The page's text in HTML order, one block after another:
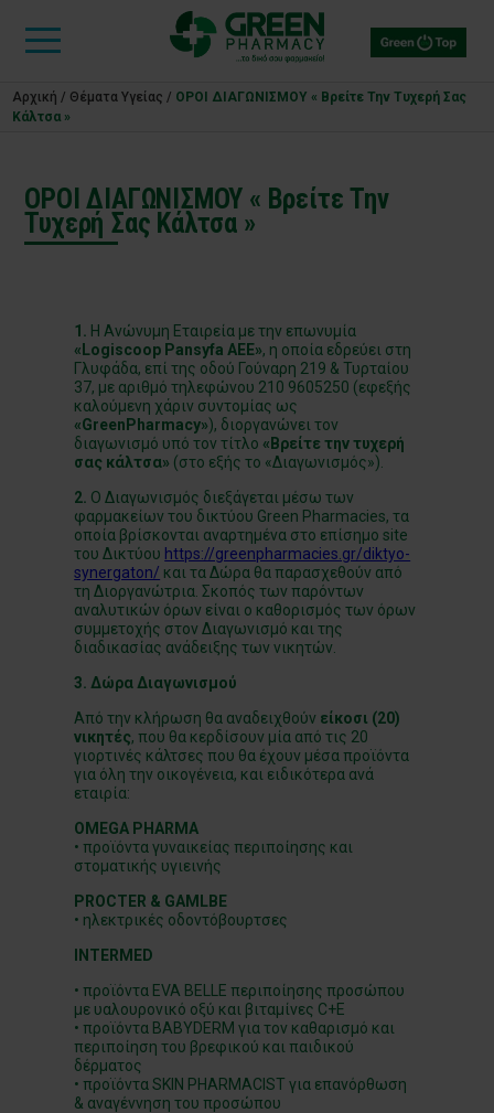
Αρχική / Θέματα Υγείας / ΟΡΟΙ ΔΙΑΓΩΝΙΣΜΟΥ « Βρείτε Την Τυχερή Σας
Κάλτσα »
ΟΡΟΙ ΔΙΑΓΩΝΙΣΜΟΥ « Βρείτε Την
Τυχερή Σας Κάλτσα »
1. Η Ανώνυμη Εταιρεία με την επωνυμία
«Logiscoop Pansyfa ΑΕΕ», η οποία εδρεύει στη
Γλυφάδα, επί της οδού Γούναρη 219 & Τυρταίου
37, με αριθμό τηλεφώνου 210 9605250 (εφεξής
καλούμενη χάριν συντομίας ως
«GreenPharmacy»), διοργανώνει τον
διαγωνισμό υπό τον τίτλο «Βρείτε την τυχερή
σας κάλτσα» (στο εξής το «Διαγωνισμός»).
2. Ο Διαγωνισμός διεξάγεται μέσω των
φαρμακείων του δικτύου Green Pharmacies, τα
οποία βρίσκονται αναρτημένα στο επίσημο site
του Δικτύου https://greenpharmacies.gr/diktyo-
synergaton/ και τα Δώρα θα παρασχεθούν από
τη Διοργανώτρια. Σκοπός των παρόντων
αναλυτικών όρων είναι ο καθορισμός των όρων
συμμετοχής στον Διαγωνισμό και της
διαδικασίας ανάδειξης των νικητών.
3. Δώρα Διαγωνισμού
Από την κλήρωση θα αναδειχθούν είκοσι (20)
νικητές, που θα κερδίσουν μία από τις 20
γιορτινές κάλτσες που θα έχουν μέσα προϊόντα
για όλη την οικογένεια, και ειδικότερα ανά
εταιρία:
OMEGA PHARMA
• προϊόντα γυναικείας περιποίησης και
στοματικής υγιεινής
PROCTER & GAMLBE
• ηλεκτρικές οδοντόβουρτσες
INTERMED
• προϊόντα EVA BELLE περιποίησης προσώπου
με υαλουρονικό οξύ και βιταμίνες C+Ε
• προϊόντα BABYDERM για τον καθαρισμό και
περιποίηση του βρεφικού και παιδικού
δέρματος
• προϊόντα SKIN PHARMACIST για επανόρθωση
& αναγέννηση του προσώπου